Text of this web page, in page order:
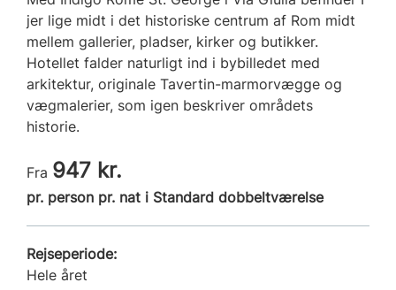
jer lige midt i det historiske centrum af Rom midt
mellem gallerier, pladser, kirker og butikker.
Hotellet falder naturligt ind i bybilledet med
arkitektur, originale Tavertin-marmorvægge og
vægmalerier, som igen beskriver områdets
historie.
Fra 947 kr.
pr. person pr. nat i Standard dobbeltværelse
Rejseperiode:
Hele året